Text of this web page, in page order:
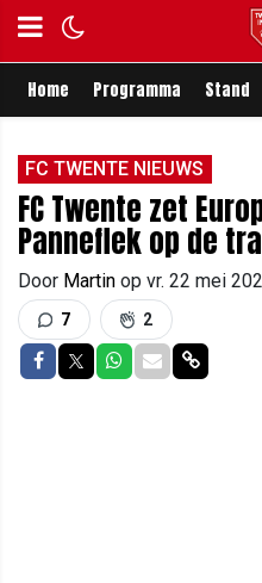
Home Programma Stand
FC TWENTE NIEUWS
FC Twente zet
Panneflek op de
Door Martin op vr. 22 mei
7 2
Delen op Facebook
Delen op Twitter
Delen op
Delen via
Delen